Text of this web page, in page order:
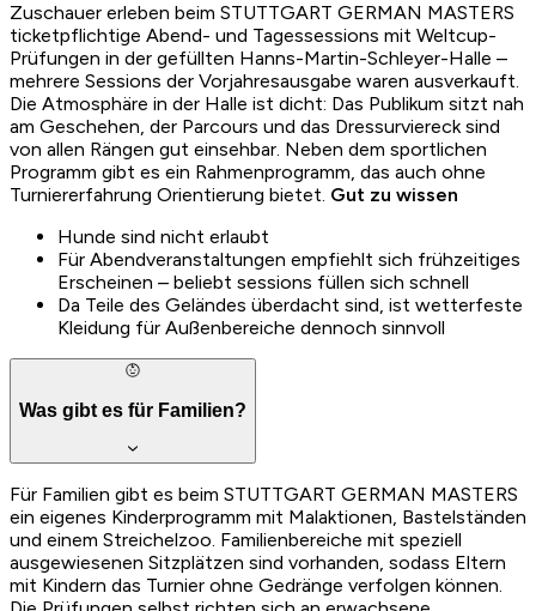
Zuschauer erleben beim STUTTGART GERMAN MASTERS
ticketpflichtige Abend- und Tagessessions mit Weltcup-
Prüfungen in der gefüllten Hanns-Martin-Schleyer-Halle –
mehrere Sessions der Vorjahresausgabe waren ausverkauft.
Die Atmosphäre in der Halle ist dicht: Das Publikum sitzt nah
am Geschehen, der Parcours und das Dressurviereck sind
von allen Rängen gut einsehbar. Neben dem sportlichen
Programm gibt es ein Rahmenprogramm, das auch ohne
Turniererfahrung Orientierung bietet. Gut zu wissen
Hunde sind nicht erlaubt
Für Abendveranstaltungen empfiehlt sich frühzeitiges
Erscheinen – beliebt sessions füllen sich schnell
Da Teile des Geländes überdacht sind, ist wetterfeste
Kleidung für Außenbereiche dennoch sinnvoll
Was gibt es für Familien?
Für Familien gibt es beim STUTTGART GERMAN MASTERS
ein eigenes Kinderprogramm mit Malaktionen, Bastelständen
und einem Streichelzoo. Familienbereiche mit speziell
ausgewiesenen Sitzplätzen sind vorhanden, sodass Eltern
mit Kindern das Turnier ohne Gedränge verfolgen können.